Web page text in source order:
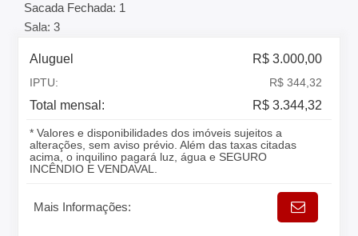
Sacada Fechada: 1
Sala: 3
Aluguel R$ 3.000,00
IPTU: R$ 344,32
Total mensal: R$ 3.344,32
* Valores e disponibilidades dos imóveis sujeitos a
alterações, sem aviso prévio. Além das taxas citadas
acima, o inquilino pagará luz, água e SEGURO
INCÊNDIO E VENDAVAL.
Mais Informações: